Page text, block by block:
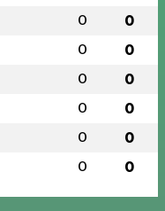
0 0
0 0
0 0
0 0
0 0
0 0